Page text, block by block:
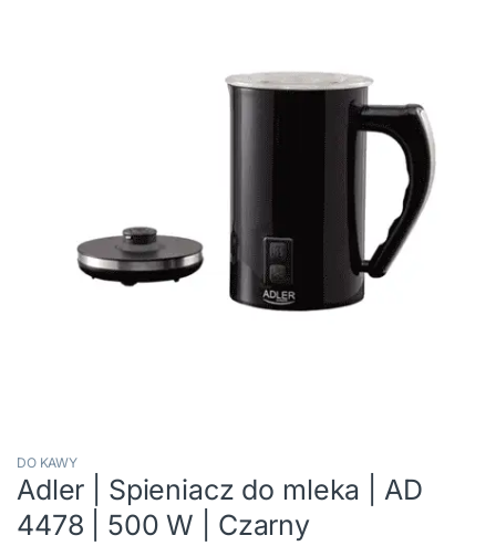
DO KAWY
Adler | Spieniacz do mleka | AD
4478 | 500 W | Czarny